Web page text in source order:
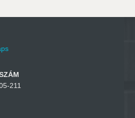
211